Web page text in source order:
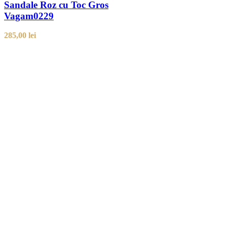
Sandale Roz cu Toc Gros
Vagam0229
285,00 lei